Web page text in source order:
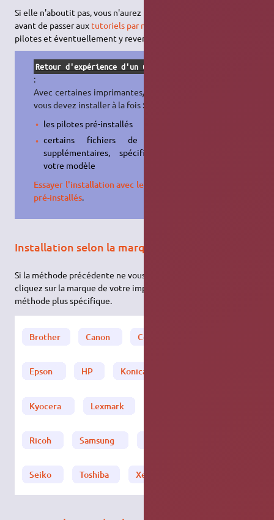
Si elle n'aboutit pas, vous n'aurez perdu que quelques minutes
avant de passer aux tutoriels par marque
pilotes et éventuellement y revenir une fois ceux-ci installés.
Retour d'expérience d'un utilisateur
:
Avec certaines imprimantes/scanner,
vous devez installer à la fois :
les pilotes pré-installés
certains fichiers de pilotes
supplémentaires, spécifiques à
votre modèle
Essayer l'installation avec les pilotes
pré-installés.
Installation selon la marque
Si la méthode précédente ne vous a pas donné satisfaction,
cliquez sur la marque de votre imprimante pour essayer une
méthode plus spécifique.
Brother Canon Compaq
Epson HP Konica/Minolta
Kyocera Lexmark
Ricoh Samsung
Seiko Toshiba Xerox